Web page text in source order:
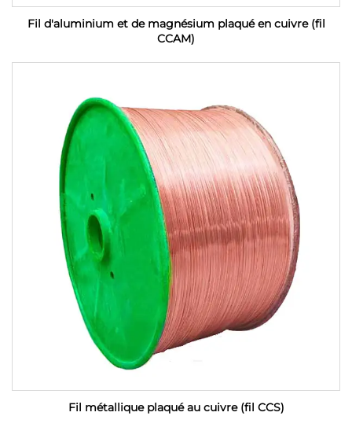
Fil d'aluminium et de magnésium plaqué en cuivre (fil
CCAM)
Fil métallique plaqué au cuivre (fil CCS)